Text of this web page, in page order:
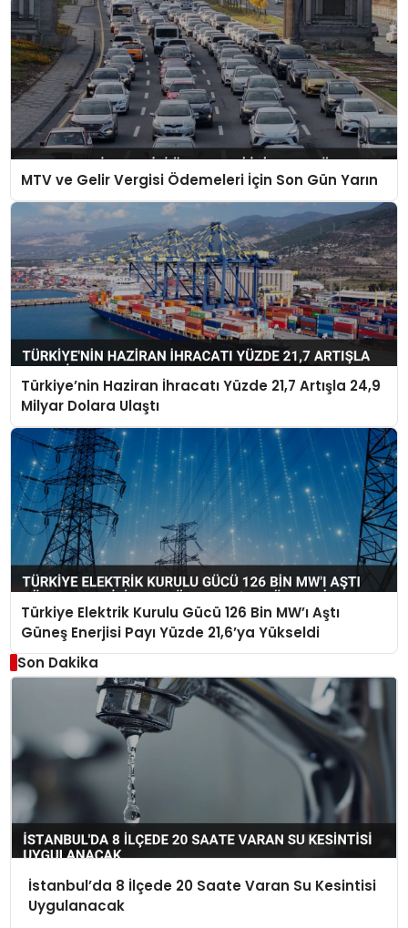
MTV ve Gelir Vergisi Ödemeleri İçin Son Gün Yarın
Türkiye’nin Haziran İhracatı Yüzde 21,7 Artışla 24,9
Milyar Dolara Ulaştı
Türkiye Elektrik Kurulu Gücü 126 Bin MW’ı Aştı
Güneş Enerjisi Payı Yüzde 21,6’ya Yükseldi
Son Dakika
İstanbul’da 8 İlçede 20 Saate Varan Su Kesintisi
Uygulanacak